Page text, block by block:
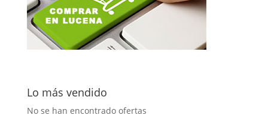
Lo más vendido
No se han encontrado ofertas